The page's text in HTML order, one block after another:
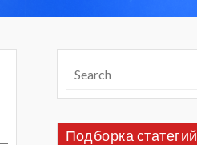
Подборка статегий